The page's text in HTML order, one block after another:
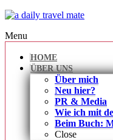
Menu
HOME
ÜBER UNS
Über mich
Neu hier?
PR & Media
Wie ich mit
Beim Buch:
Close